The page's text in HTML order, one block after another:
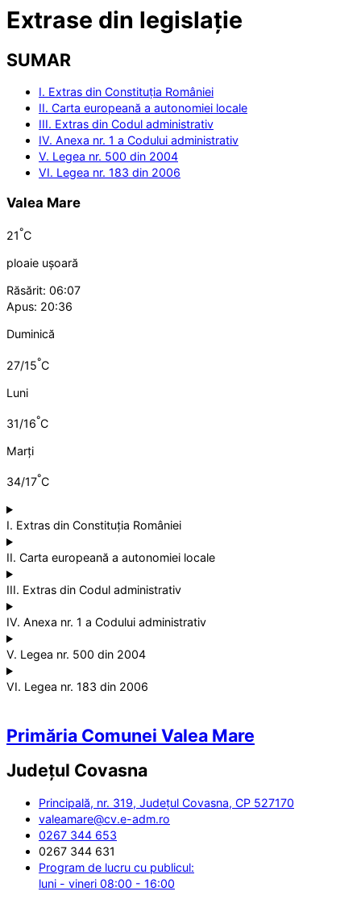
Extrase din legislație
SUMAR
I. Extras din Constituția României
II. Carta europeană a autonomiei locale
III. Extras din Codul administrativ
IV. Anexa nr. 1 a Codului administrativ
V. Legea nr. 500 din 2004
VI. Legea nr. 183 din 2006
Valea Mare
21°C
ploaie ușoară
Răsărit: 06:07
Apus: 20:36
Duminică
27/15°C
Luni
31/16°C
Marți
34/17°C
I. Extras din Constituția României
II. Carta europeană a autonomiei locale
III. Extras din Codul administrativ
IV. Anexa nr. 1 a Codului administrativ
V. Legea nr. 500 din 2004
VI. Legea nr. 183 din 2006
Primăria Comunei Valea Mare
Județul Covasna
Principală, nr. 319, Județul Covasna, CP 527170
valeamare@cv.e-adm.ro
0267 344 653
0267 344 631
Program de lucru cu publicul:
luni - vineri 08:00 - 16:00